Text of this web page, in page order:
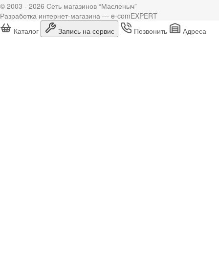
© 2003 - 2026 Сеть магазинов “Масленыч”
Разработка интернет-магазина — e-comEXPERT
Каталог
Запись на сервис Позвонить Адреса